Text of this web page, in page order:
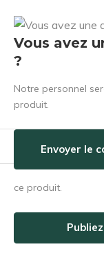
Vous avez
?
Notre personnel
produit.
Envoyer le
ce produit.